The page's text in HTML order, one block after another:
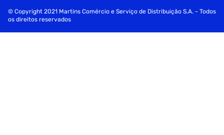
© Copyright 2021 Martins Comércio e Serviço de Distribuição S.A. - Todos
os direitos reservados